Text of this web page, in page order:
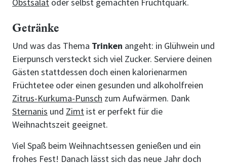
Getränke
Und was das Thema Trinken angeht: in Glühwein und
Eierpunsch versteckt sich viel Zucker. Serviere deinen
Gästen stattdessen doch einen kalorienarmen
Früchtetee oder einen gesunden und alkoholfreien
Zitrus-Kurkuma-Punsch zum Aufwärmen. Dank
Sternanis und Zimt ist er perfekt für die
Weihnachtszeit geeignet.
Viel Spaß beim Weihnachtsessen genießen und ein
frohes Fest! Danach lässt sich das neue Jahr doch